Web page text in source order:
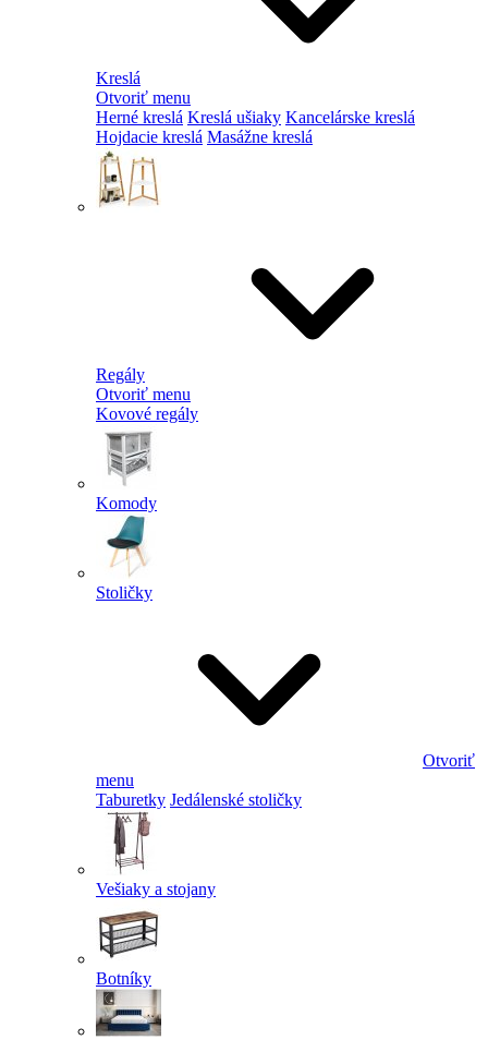
Kreslá
Otvoriť menu
Herné kreslá Kreslá ušiaky Kancelárske kreslá
Hojdacie kreslá Masážne kreslá
Regály
Otvoriť menu
Kovové regály
Komody
Stoličky
Otvoriť
menu
Taburetky Jedálenské stoličky
Vešiaky a stojany
Botníky